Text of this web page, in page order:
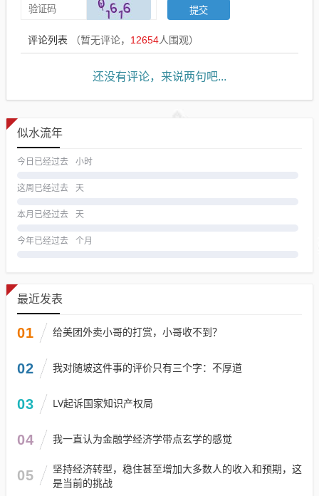
评论列表 （暂无评论， 12654人围观）
还没有评论，来说两句吧...
似水流年
今日已经过去 小时
这周已经过去 天
本月已经过去 天
今年已经过去 个月
最近发表
01 给美团外卖小哥的打赏，小哥收不到？
02 我对随坡这件事的评价只有三个字：不厚道
03 LV起诉国家知识产权局
04 我一直认为金融学经济学带点玄学的感觉
05
坚持经济转型，稳住甚至增加大多数人的收入和预期，这
是当前的挑战